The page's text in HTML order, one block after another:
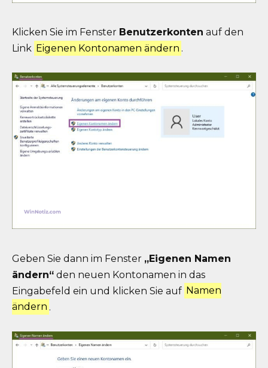
Klicken Sie im Fenster Benutzerkonten auf den
Link Eigenen Kontonamen ändern .
Geben Sie dann im Fenster „Eigenen Namen
ändern“ den neuen Kontonamen in das
Eingabefeld ein und klicken Sie auf Namen
ändern .